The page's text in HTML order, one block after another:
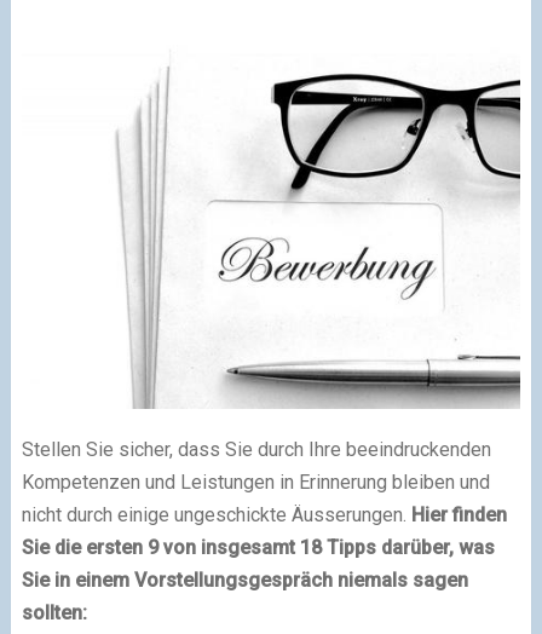
Stellen Sie sicher, dass Sie durch Ihre beeindruckenden
Kompetenzen und Leistungen in Erinnerung bleiben und
nicht durch einige ungeschickte Äusserungen. Hier finden
Sie die ersten 9 von insgesamt 18 Tipps darüber, was
Sie in einem Vorstellungsgespräch niemals sagen
sollten: